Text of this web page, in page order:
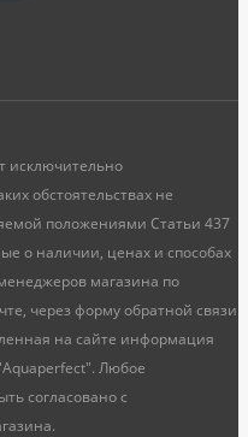
исключительно
обстоятельствах не
положениями Статьи 437
о наличии, ценах и способах
магазина по
через форму обратной связи
на сайте информация
Любое
согласовано с